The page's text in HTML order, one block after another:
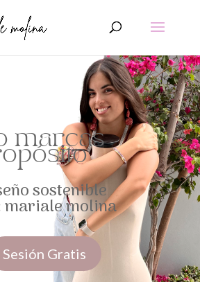
marcas
sostenible
mariale molina
Sesión Gratis